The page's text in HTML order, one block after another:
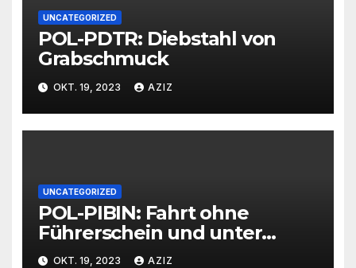
UNCATEGORIZED
POL-PDTR: Diebstahl von
Grabschmuck
OKT. 19, 2023 AZIZ
UNCATEGORIZED
POL-PIBIN: Fahrt ohne
Führerschein und unter
Einfluss von Drogen
OKT. 19, 2023 AZIZ